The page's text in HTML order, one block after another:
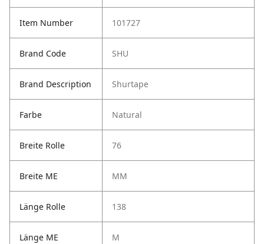
Item Number 101727
Brand Code SHU
Brand Description Shurtape
Farbe Natural
Breite Rolle 76
Breite ME MM
Länge Rolle 138
Länge ME M